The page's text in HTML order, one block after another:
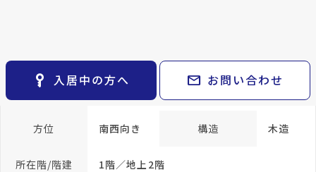
検索条件
閲覧履歴 keyboard_arrow_right
マイホームを考え始めたら keyboard_arrow_right
ご購入の流れ・諸費用
key_vertical 入居中の方へ mail お問い合わせ
方位 南西向き 構造 木造
所在階/階建 1階／地上2階